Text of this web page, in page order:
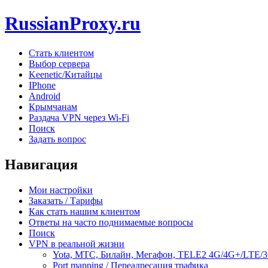
RussianProxy.ru
Стать клиентом
Выбор сервера
Keenetic/Китайцы
IPhone
Android
Крымчанам
Раздача VPN через Wi-Fi
Поиск
Задать вопрос
Навигация
Мои настройки
Заказать / Тарифы
Как стать нашим клиентом
Ответы на часто поднимаемые вопросы
Поиск
VPN в реальной жизни
Yota, МТС, Билайн, Мегафон, TELE2 4G/4G+/LTE/
Port mapping / Переадресация трафика